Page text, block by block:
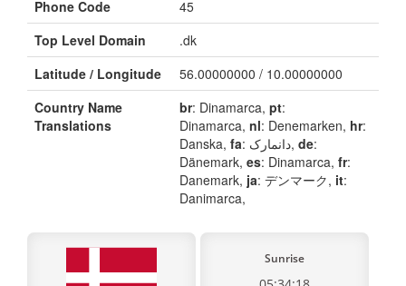
Phone Code
45
Top Level Domain
.dk
Latitude / Longitude
56.00000000 / 10.00000000
Country Name
Translations
br: Dinamarca, pt:
Dinamarca, nl: Denemarken, hr:
Danska, fa : دانمارک, de:
Dänemark, es: Dinamarca, fr:
Danemark, ja: デンマーク, it:
Danimarca,
Sunrise